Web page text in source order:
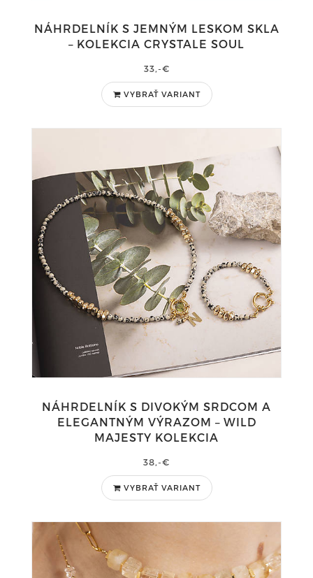
NÁHRDELNÍK S JEMNÝM LESKOM SKLA
– KOLEKCIA CRYSTALE SOUL
33,-€
VYBRAŤ VARIANT
NÁHRDELNÍK S DIVOKÝM SRDCOM A
ELEGANTNÝM VÝRAZOM – WILD
MAJESTY KOLEKCIA
38,-€
VYBRAŤ VARIANT